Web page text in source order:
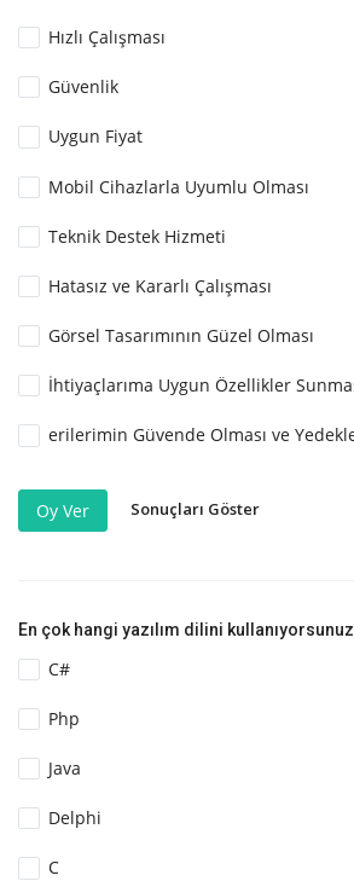
Hızlı Çalışması
Güvenlik
Uygun Fiyat
Mobil Cihazlarla Uyumlu Olması
Teknik Destek Hizmeti
Hatasız ve Kararlı Çalışması
Görsel Tasarımının Güzel Olması
İhtiyaçlarıma Uygun Özellikler
erilerimin Güvende Olması ve
Oy Ver Sonuçları Göster
En çok hangi yazılım dilini
C#
Php
Java
Delphi
C